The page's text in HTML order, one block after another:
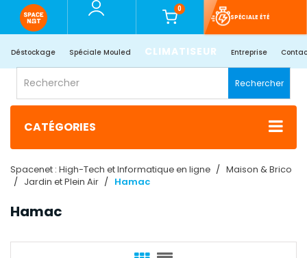
0
SPÉCIALE ÉTÉ
Déstockage Spéciale Mouled CLIMATISEUR Entreprise
Rechercher
CATÉGORIES
Spacenet : High-Tech et Informatique en ligne
Maison & Brico
Jardin et Plein Air
Hamac
Hamac